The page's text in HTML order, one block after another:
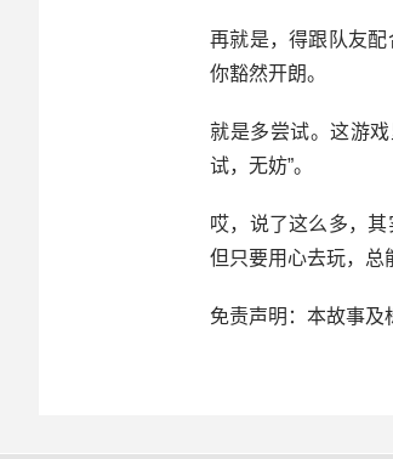
再就是，得跟队友
你豁然开朗。
就是多尝试。这游
试，无妨”。
哎，说了这么多，
但只要用心去玩，总
免责声明：本故事及